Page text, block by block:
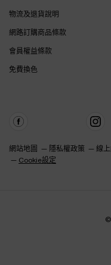
物流及退貨說明
網路訂購商品條款
會員權益條款
免費換色
網站地圖 隱私權政策
線
Cookie設定
©